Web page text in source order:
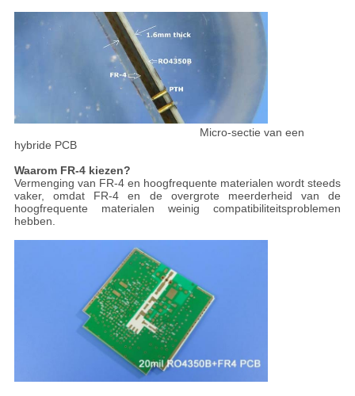
Micro-sectie van een
hybride PCB
Waarom FR-4 kiezen?
Vermenging van FR-4 en hoogfrequente materialen wordt steeds
vaker, omdat FR-4 en de overgrote meerderheid van de
hoogfrequente materialen weinig compatibiliteitsproblemen
hebben.